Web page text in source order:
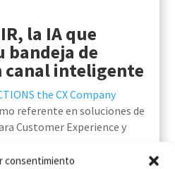
consentimiento
la IA que
de
canal inteligente
the CX Company
referente en soluciones de
Customer Experience y
electrónico, no solo